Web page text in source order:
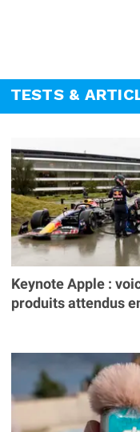
TESTS &
Keynote Apple :
produits attendus